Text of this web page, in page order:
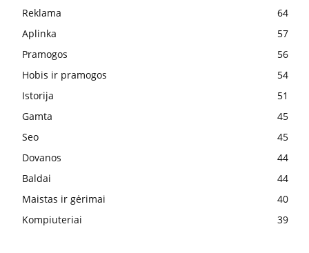
Reklama
64
Aplinka
57
Pramogos
56
Hobis ir pramogos
54
Istorija
51
Gamta
45
Seo
45
Dovanos
44
Baldai
44
Maistas ir gėrimai
40
Kompiuteriai
39